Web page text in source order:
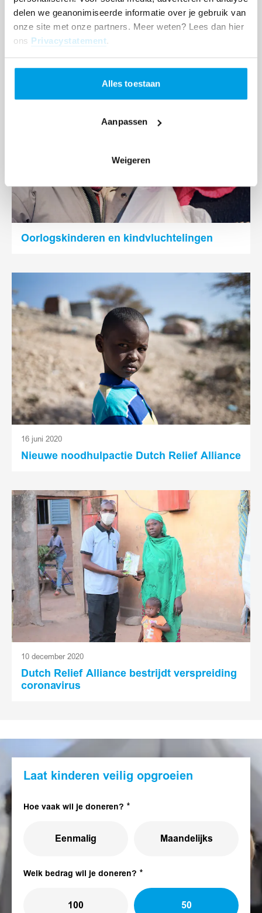
delen we geanonimiseerde informatie over je gebruik van
onze site met onze partners. Meer weten? Lees dan hier
ons Privacystatement.
Alles toestaan
Aanpassen
Weigeren
Waarom is er nog steeds hongersnood?
Oorlogskinderen en kindvluchtelingen
16 juni 2020
Nieuwe noodhulpactie Dutch Relief Alliance
meer
10 december 2020
Dutch Relief Alliance bestrijdt verspreiding
coronavirus
Lees
meer
Laat kinderen veilig opgroeien
Hoe vaak wil je doneren?
Eenmalig Maandelijks
Welk bedrag wil je doneren?
100 50